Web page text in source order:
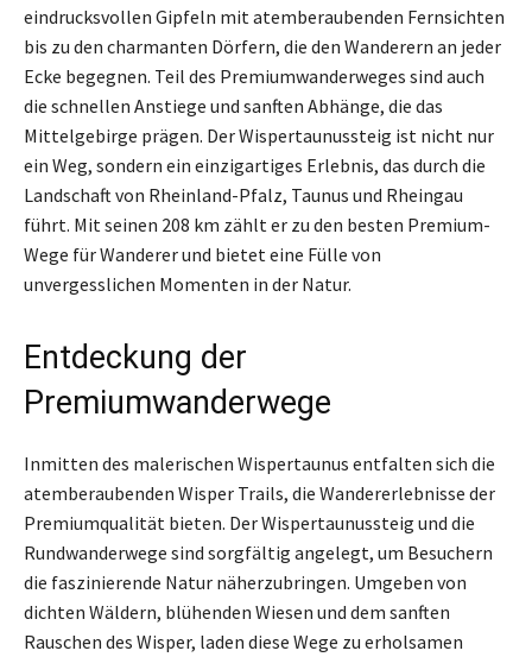
eindrucksvollen Gipfeln mit atemberaubenden Fernsichten
bis zu den charmanten Dörfern, die den Wanderern an jeder
Ecke begegnen. Teil des Premiumwanderweges sind auch
die schnellen Anstiege und sanften Abhänge, die das
Mittelgebirge prägen. Der Wispertaunussteig ist nicht nur
ein Weg, sondern ein einzigartiges Erlebnis, das durch die
Landschaft von Rheinland-Pfalz, Taunus und Rheingau
führt. Mit seinen 208 km zählt er zu den besten Premium-
Wege für Wanderer und bietet eine Fülle von
unvergesslichen Momenten in der Natur.
Entdeckung der
Premiumwanderwege
Inmitten des malerischen Wispertaunus entfalten sich die
atemberaubenden Wisper Trails, die Wandererlebnisse der
Premiumqualität bieten. Der Wispertaunussteig und die
Rundwanderwege sind sorgfältig angelegt, um Besuchern
die faszinierende Natur näherzubringen. Umgeben von
dichten Wäldern, blühenden Wiesen und dem sanften
Rauschen des Wisper, laden diese Wege zu erholsamen